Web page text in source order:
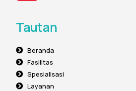
Tautan
Beranda
Fasilitas
Spesialisasi
Layanan